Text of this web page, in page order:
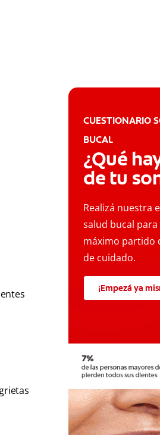
CUESTIONARIO
BUCAL
¿Qué
de tu
Realizá nuestra
salud bucal para
máximo partido
de cuidado.
¡Empezá ya